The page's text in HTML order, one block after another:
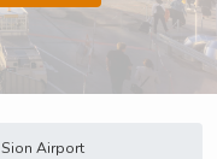
Sion Airport